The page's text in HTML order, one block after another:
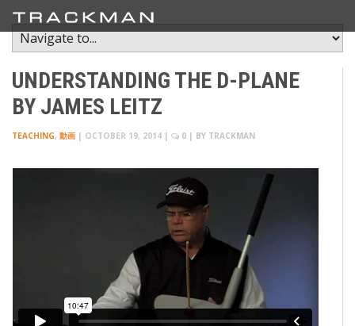
UNDERSTANDING THE D-PLANE
BY JAMES LEITZ
TEACHING, 動画 | OCTOBER 19, 2014 | 0 | BY TRACKMAN